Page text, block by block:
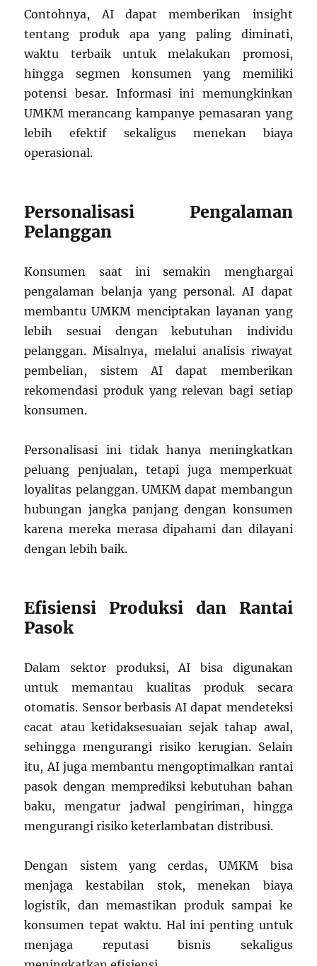
Contohnya, AI dapat memberikan insight
tentang produk apa yang paling diminati,
waktu terbaik untuk melakukan promosi,
hingga segmen konsumen yang memiliki
potensi besar. Informasi ini memungkinkan
UMKM merancang kampanye pemasaran yang
lebih efektif sekaligus menekan biaya
operasional.
Personalisasi Pengalaman
Pelanggan
Konsumen saat ini semakin menghargai
pengalaman belanja yang personal. AI dapat
membantu UMKM menciptakan layanan yang
lebih sesuai dengan kebutuhan individu
pelanggan. Misalnya, melalui analisis riwayat
pembelian, sistem AI dapat memberikan
rekomendasi produk yang relevan bagi setiap
konsumen.
Personalisasi ini tidak hanya meningkatkan
peluang penjualan, tetapi juga memperkuat
loyalitas pelanggan. UMKM dapat membangun
hubungan jangka panjang dengan konsumen
karena mereka merasa dipahami dan dilayani
dengan lebih baik.
Efisiensi Produksi dan Rantai
Pasok
Dalam sektor produksi, AI bisa digunakan
untuk memantau kualitas produk secara
otomatis. Sensor berbasis AI dapat mendeteksi
cacat atau ketidaksesuaian sejak tahap awal,
sehingga mengurangi risiko kerugian. Selain
itu, AI juga membantu mengoptimalkan rantai
pasok dengan memprediksi kebutuhan bahan
baku, mengatur jadwal pengiriman, hingga
mengurangi risiko keterlambatan distribusi.
Dengan sistem yang cerdas, UMKM bisa
menjaga kestabilan stok, menekan biaya
logistik, dan memastikan produk sampai ke
konsumen tepat waktu. Hal ini penting untuk
menjaga reputasi bisnis sekaligus